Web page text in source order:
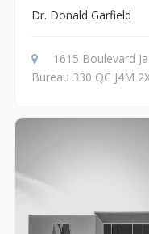
Dr. Donald Garfield
1615 Boulevard
Bureau 330 QC J4M